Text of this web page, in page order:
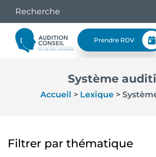
Prendre RDV
Système
Accueil > Lexique>
Filtrer par thématique